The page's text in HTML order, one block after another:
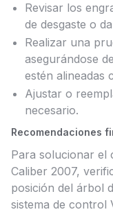
Revisar los
de desgaste o
Realizar una
asegurándose
estén alineadas
Ajustar o
necesario.
Recomendaciones
Para solucionar el
Caliber 2007,
posición del árbol
sistema de control